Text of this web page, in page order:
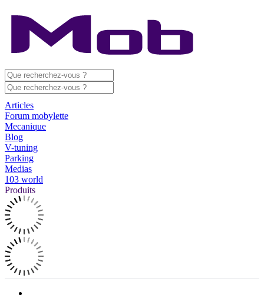
Articles
Forum mobylette
Mecanique
Blog
V-tuning
Parking
Medias
103 world
Produits